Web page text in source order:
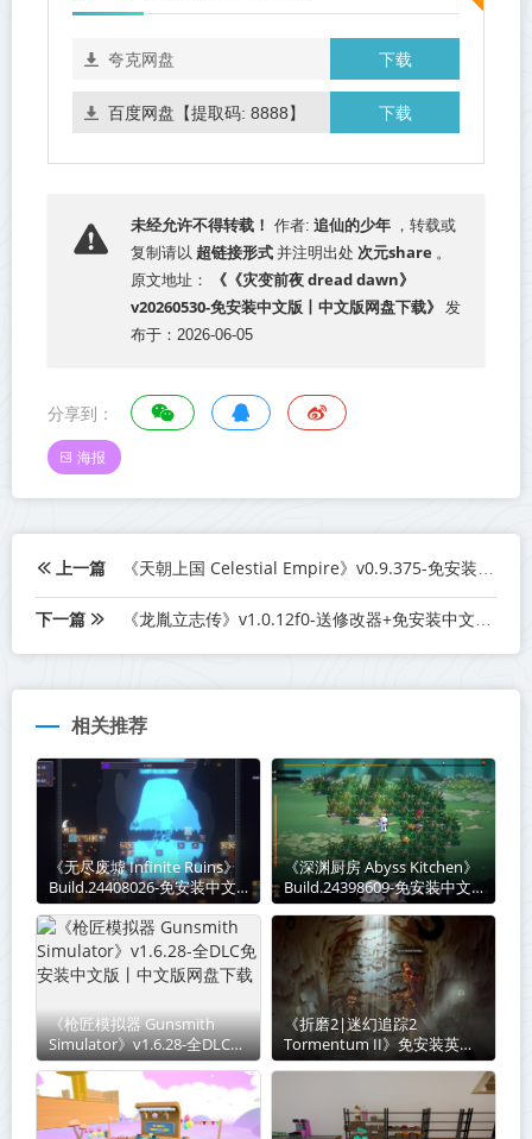
下载
夸克网盘
下载
百度网盘【提取码: 8888】
未经允许不得转载！ 作者: 追仙的少年 ，转载或
复制请以 超链接形式 并注明出处 次元share 。
原文地址：
《《灾变前夜 dread dawn》
v20260530-免安装中文版丨中文版网盘下载》
发
布于：2026-06-05
分享到：
海报
上一篇 《天朝上国 Celestial Empire》v0.9.375-免安装中文版丨中文版网盘下载
下一篇 《龙胤立志传》v1.0.12f0-送修改器+免安装中文版丨中文版网盘下载
相关推荐
《无尽废墟 Infinite Ruins》
Build.24408026-免安装中文
版丨中文版网盘下载
《深渊厨房 Abyss Kitchen》
Build.24398609-免安装中文
版丨中文版网盘下载
《枪匠模拟器 Gunsmith
Simulator》v1.6.28-全DLC免
安装中文版丨中文版网盘下载
《折磨2|迷幻追踪2‌
Tormentum II》免安装英文
版丨中文版网盘下载